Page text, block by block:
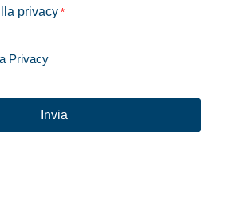
privacy *
Privacy